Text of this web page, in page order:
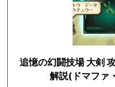
追憶の幻闘技場 大剣
解説(ドマファ